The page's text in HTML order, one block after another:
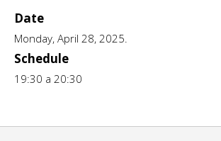
CCE en el interior/libros
Espacio itinerante de lectura infantil
Formación
Infantil y Juvenil
Date
Monday, April 28, 2025.
Schedule
19:30 a 20:30